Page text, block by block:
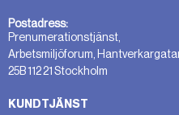
Postadress:
Prenumerationstjänst,
Arbetsmiljöforum,
25B 112 21 Stockholm
KUNDTJÄNST